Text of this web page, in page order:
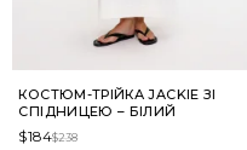
КОСТЮМ-ТРІЙКА JACKIE ЗІ
СПІДНИЦЕЮ – БІЛИЙ
$238
$184